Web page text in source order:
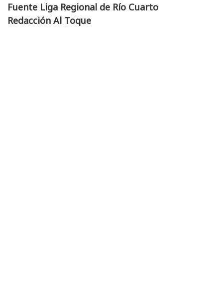
Fuente Liga Regional de Río Cuarto
Redacción Al Toque